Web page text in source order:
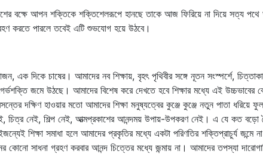
বক্ষে আপন শক্তিকে শক্তিশেলরূপে হানছে তাকে আজ ফিরিয়ে না দিয়ে সত্য পথে
করতে পারলে তবেই এটি শুভযোগ হয়ে উঠবে।
চাষের। আমাদের নব শিক্ষায়, বৃহৎ পৃথিবীর সঙ্গে নূতন সংস্পর্শে,
জমে উঠছে। আমাদের বিশেষ করে দেখতে হবে শিক্ষার মধ্যে এই উচ্চভাবের
দক্ষিণ হাওয়ার মতো আমাদের শিক্ষা মনুষ্যত্বের কুঞ্জে কুঞ্জে নতুন পাতা ধরিয়ে
চিত্র নেই, শিল্প নেই, আত্মপ্রকাশের আনন্দময় উপায়-উপকরণ নেই। এ যে কত বড়ো
শিক্ষা সমাধা হলে আমাদের প্রকৃতির মধ্যে একটা পরিণতির শক্তিপ্রাচুর্য জন্মে
সাধনা গ্রহণ করবার আনন্দ চিত্তের মধ্যে জন্মায় না। আমাদের তপস্যা